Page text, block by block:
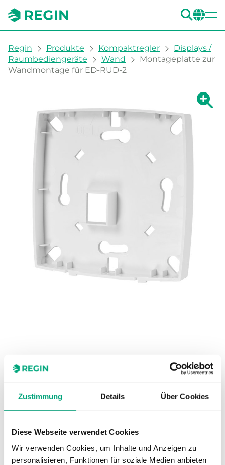
Zustimmung Details Über Cookies
Diese Webseite verwendet Cookies
Wir verwenden Cookies, um Inhalte und Anzeigen zu
personalisieren, Funktionen für soziale Medien anbieten
You are here:
Regin Produkte Kompaktregler
Displays /
Raumbediengeräte
Wand
Montageplatte zur
Wandmontage für ED-RUD-2
Zeige
REGIN
Montageplatte zur Wandmontage
für ED-RUD-2